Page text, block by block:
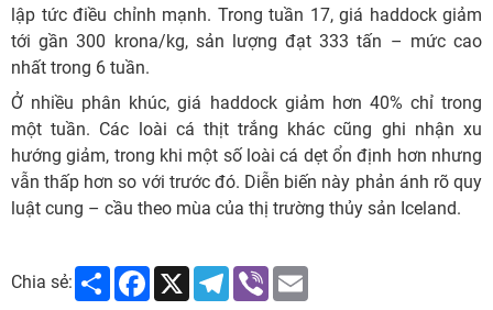
lập tức điều chỉnh mạnh. Trong tuần 17, giá haddock giảm
tới gần 300 krona/kg, sản lượng đạt 333 tấn – mức cao
nhất trong 6 tuần.
Ở nhiều phân khúc, giá haddock giảm hơn 40% chỉ trong
một tuần. Các loài cá thịt trắng khác cũng ghi nhận xu
hướng giảm, trong khi một số loài cá dẹt ổn định hơn nhưng
vẫn thấp hơn so với trước đó. Diễn biến này phản ánh rõ quy
luật cung – cầu theo mùa của thị trường thủy sản Iceland.
Chia sẻ: Share Facebook
X Telegram
Viber